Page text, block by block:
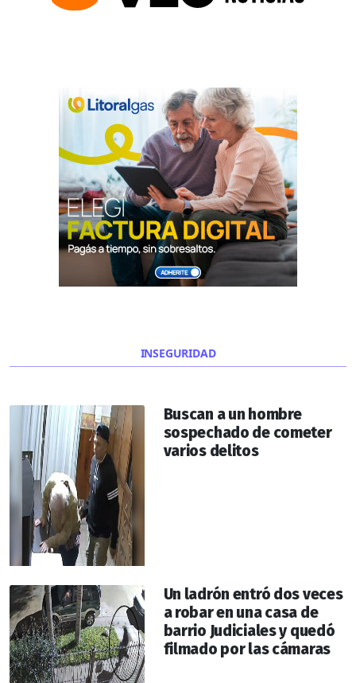
INSEGURIDAD
Buscan a un hombre
sospechado de cometer
varios delitos
Un ladrón entró dos veces
a robar en una casa de
barrio Judiciales y quedó
filmado por las cámaras